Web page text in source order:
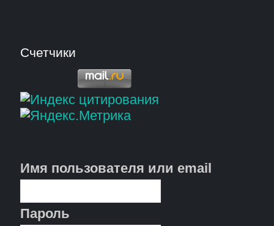
Счетчики
Имя пользователя или email
Пароль